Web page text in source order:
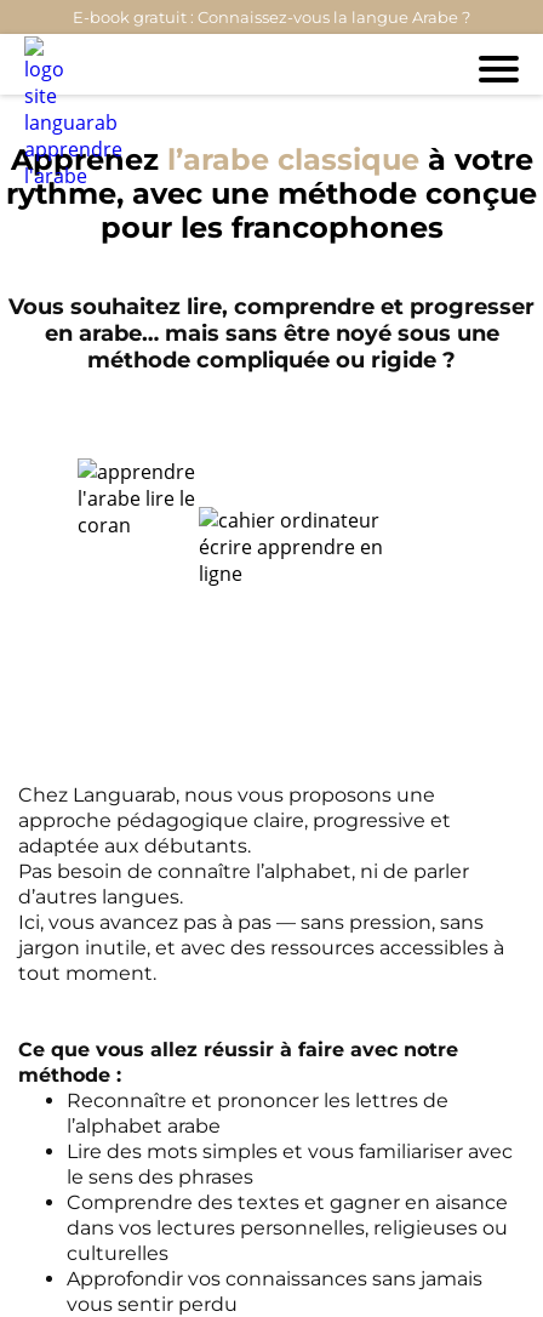
E-book gratuit : Connaissez-vous la langue Arabe ?
Apprenez l’arabe classiqueà votre
rythme, avec une méthode conçue
pour les francophones
Vous souhaitez lire, comprendre et progresser
en arabe… mais sans être noyé sous une
méthode compliquée ou rigide ?
Chez Languarab, nous vous proposons une
approche pédagogique claire, progressive et
adaptée aux débutants.
Pas besoin de connaître l’alphabet, ni de parler
d’autres langues.
Ici, vous avancez pas à pas — sans pression, sans
jargon inutile, et avec des ressources accessibles à
tout moment.
Ce que vous allez réussir à faire avec notre
méthode :
Reconnaître et prononcer les lettres de
l’alphabet arabe
Lire des mots simples et vous familiariser avec
le sens des phrases
Comprendre des textes et gagner en aisance
dans vos lectures personnelles, religieuses ou
culturelles
Approfondir vos connaissances sans jamais
vous sentir perdu